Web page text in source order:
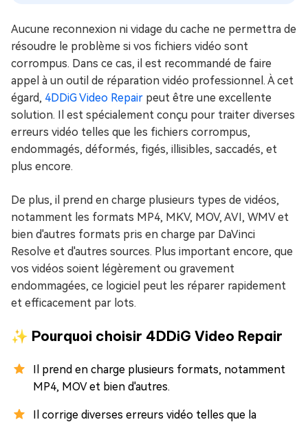
Aucune reconnexion ni vidage du cache ne permettra de
résoudre le problème si vos fichiers vidéo sont
corrompus. Dans ce cas, il est recommandé de faire
appel à un outil de réparation vidéo professionnel. À cet
égard, 4DDiG Video Repair peut être une excellente
solution. Il est spécialement conçu pour traiter diverses
erreurs vidéo telles que les fichiers corrompus,
endommagés, déformés, figés, illisibles, saccadés, et
plus encore.
De plus, il prend en charge plusieurs types de vidéos,
notamment les formats MP4, MKV, MOV, AVI, WMV et
bien d'autres formats pris en charge par DaVinci
Resolve et d'autres sources. Plus important encore, que
vos vidéos soient légèrement ou gravement
endommagées, ce logiciel peut les réparer rapidement
et efficacement par lots.
✨ Pourquoi choisir 4DDiG Video Repair
Il prend en charge plusieurs formats, notamment
MP4, MOV et bien d'autres.
Il corrige diverses erreurs vidéo telles que la